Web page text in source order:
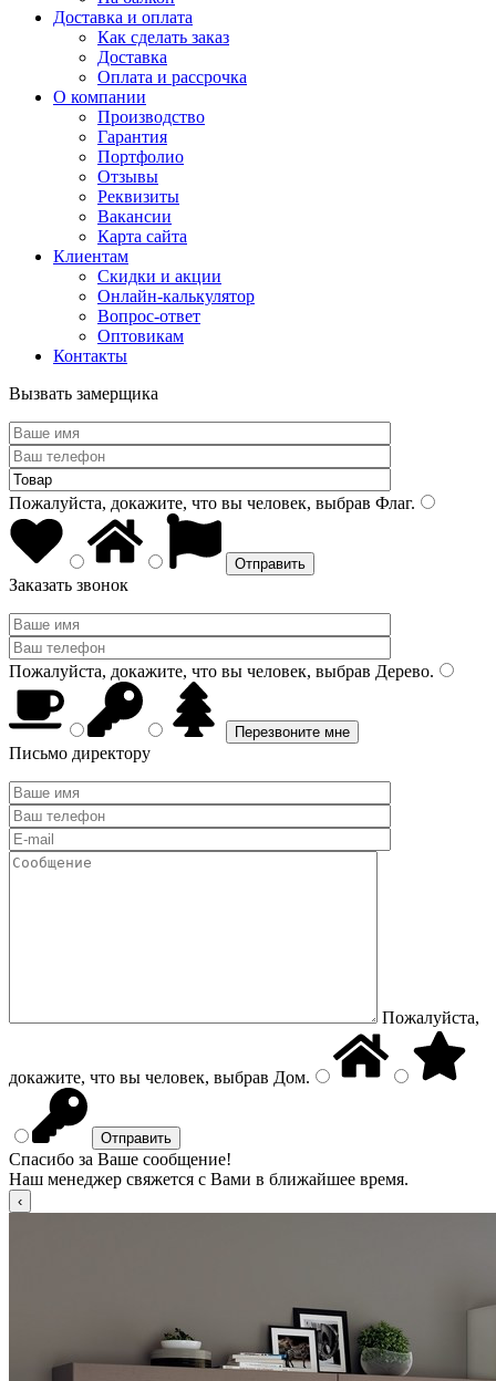
Доставка и оплата
Как сделать заказ
Доставка
Оплата и рассрочка
О компании
Производство
Гарантия
Портфолио
Отзывы
Реквизиты
Вакансии
Карта сайта
Клиентам
Скидки и акции
Онлайн-калькулятор
Вопрос-ответ
Оптовикам
Контакты
Вызвать замерщика
Пожалуйста, докажите, что вы человек, выбрав Флаг.
Заказать звонок
Пожалуйста, докажите, что вы человек, выбрав Дерево.
Письмо директору
Пожалуйста,
докажите, что вы человек, выбрав Дом.
Спасибо за Ваше сообщение!
Наш менеджер свяжется с Вами в ближайшее время.